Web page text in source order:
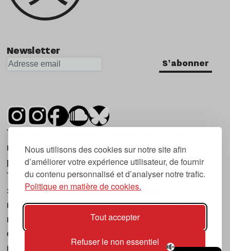
Nous utilisons des cookies sur notre site afin
d’améliorer votre expérience utilisateur, de fournir
du contenu personnalisé et d’analyser notre trafic.
Politique en matière de cookies.
Tout accepter
Refuser le non essentiel
Newsletter
S'abonner
Tsugi est un mensuel indépendant sur la
musique et les nouvelles tendances, dont la
première parution date de 2007.
Tsugi en japonais signifie « prochain », « suivant
», ce qui correspond à la thématique du
magazine, à l’affût des nouvelles tendances
musicales, qu’elles viennent de la musique
électronique, du rock ou du hip hop, et des
nouveaux phénomènes de société liés à la